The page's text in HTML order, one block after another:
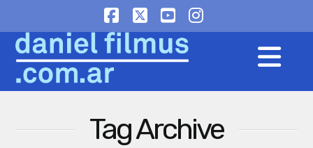
Facebook
X YouTube
Instagram
Tag Archive